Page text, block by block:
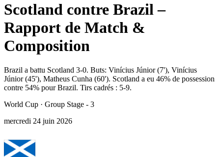
Scotland contre Brazil –
Rapport de Match &
Composition
Brazil a battu Scotland 3-0. Buts: Vinícius Júnior (7'), Vinícius
Júnior (45'), Matheus Cunha (60'). Scotland a eu 46% de possession
contre 54% pour Brazil. Tirs cadrés : 5-9.
World Cup · Group Stage - 3
mercredi 24 juin 2026